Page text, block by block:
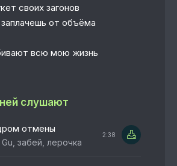
своих загонов
от объёма
всю мою жизнь
слушают
отмены
забей, лерочка
2:38